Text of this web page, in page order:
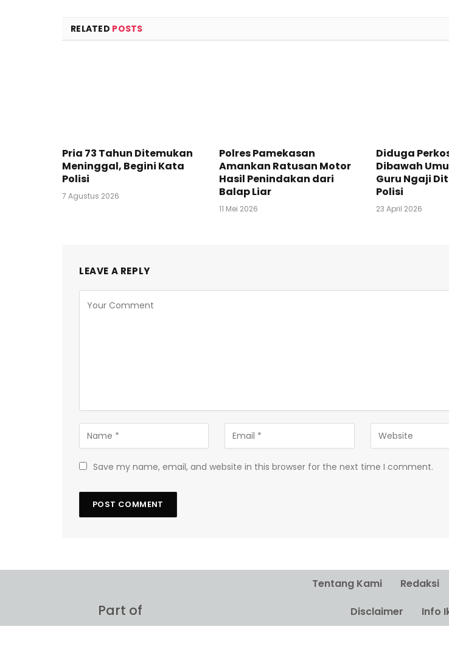
RELATED POSTS
Pria 73 Tahun Ditemukan
Meninggal, Begini Kata
Polisi
7 Agustus 2026
Polres Pamekasan
Amankan Ratusan Motor
Hasil Penindakan dari
Balap Liar
11 Mei 2026
Diduga
Dibawah
Guru Ngaji
Polisi
23 April 2026
LEAVE A REPLY
Save my name, email, and website in this browser for the next time I comment.
Part of
Tentang Kami Redaksi
Disclaimer
Info